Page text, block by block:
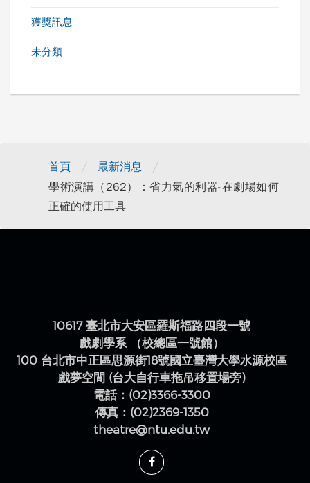
獲獎訊息
未分類
首頁 / 最新消息 /
學術演講（262）：省力氣的利器-在劇場如何
正確的使用工具
10617 臺北市大安區羅斯福路四段一號
戲劇學系 （校總區一號館）
100 台北市中正區思源街18號國立臺灣大學水源校區
戲夢空間 (台大自行車拖吊移置場旁)
電話：(02)3366-3300
傳真：(02)2369-1350
theatre@ntu.edu.tw